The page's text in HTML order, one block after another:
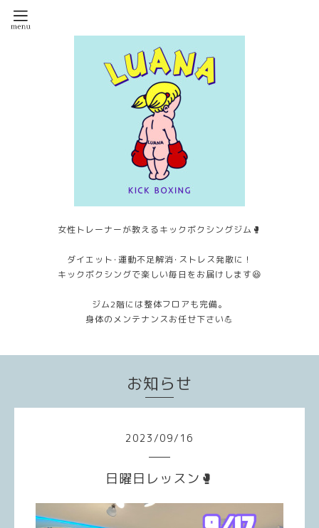
女性トレーナーが教えるキックボクシングジム🥊
ダイエット･運動不足解消･ストレス発散に！
キックボクシングで楽しい毎日をお届けします😆
ジム2階には整体フロアも完備。
身体のメンテナンスお任せ下さい💪
お知らせ
2023/09/ 16
日曜日レッスン🥊